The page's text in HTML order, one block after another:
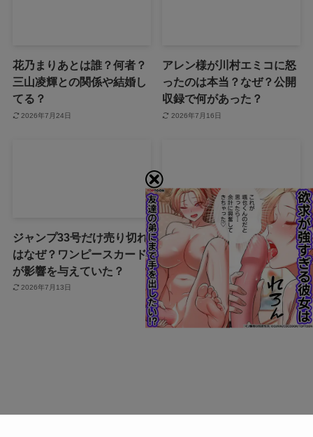
花乃まりあとは誰？何者？
三山凌輝との関係や結婚し
てる？
2026年7月24日
アレン様が川村エミコに怒
ったのは本当？なぜ？公開
収録で何があった？
2026年7月16日
ジャンプ33号だけ売り切れ
はなぜ？ワンピースカード
が影響を与えていた？
2026年7月13日
声にならない愛は最終話や
ネタバレは？最後まで見る
方法も！
2026年7月3日